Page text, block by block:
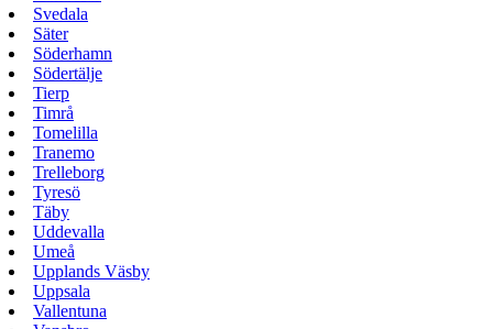
Svedala
Säter
Söderhamn
Södertälje
Tierp
Timrå
Tomelilla
Tranemo
Trelleborg
Tyresö
Täby
Uddevalla
Umeå
Upplands Väsby
Uppsala
Vallentuna